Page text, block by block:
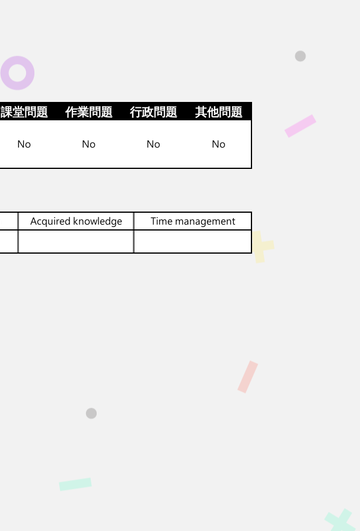
課堂問題 作業問題 行政問題 其他問題
No No No No
Acquired knowledge Time management